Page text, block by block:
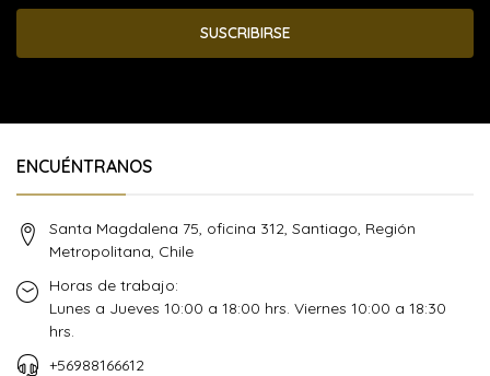
SUSCRIBIRSE
ENCUÉNTRANOS
Santa Magdalena 75, oficina 312, Santiago, Región
Metropolitana, Chile
Horas de trabajo:
Lunes a Jueves 10:00 a 18:00 hrs. Viernes 10:00 a 18:30
hrs.
+56988166612